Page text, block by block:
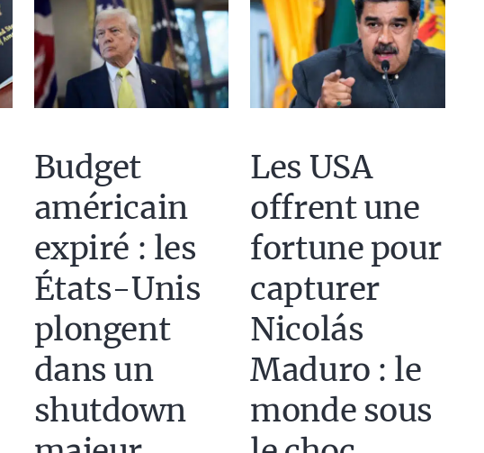
Budget
américain
expiré : les
États-Unis
plongent
dans un
shutdown
Les USA
offrent une
fortune pour
capturer
Nicolás
Maduro : le
monde sous